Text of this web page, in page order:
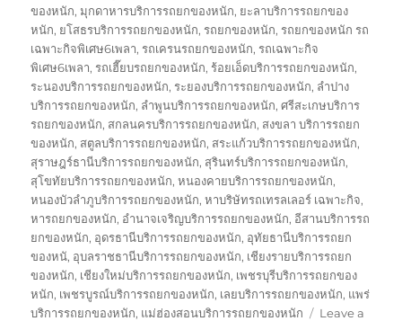
ของหนัก,มุกดาหารบริการรถยกของหนัก, ยะลาบริการรถยกของ
หนัก, ยโสธรบริการรถยกของหนัก,รถยกของหนัก,รถยกของหนัก รถ
เฉพาะกิจพิเศษ6เพลา,รถเครนรถยกของหนัก,รถเฉพาะกิจ
พิเศษ6เพลา,รถเฮี๊ยบรถยกของหนัก,ร้อยเอ็ดบริการรถยกของหนัก,
ระนองบริการรถยกของหนัก,ระยองบริการรถยกของหนัก, ลำปาง
บริการรถยกของหนัก, ลำพูนบริการรถยกของหนัก,ศรีสะเกษบริการ
รถยกของหนัก, สกลนครบริการรถยกของหนัก, สงขลา บริการรถยก
ของหนัก, สตูลบริการรถยกของหนัก, สระแก้วบริการรถยกของหนัก,
สุราษฎร์ธานีบริการรถยกของหนัก, สุรินทร์บริการรถยกของหนัก,
สุโขทัยบริการรถยกของหนัก,หนองคายบริการรถยกของหนัก,
หนองบัวลำภูบริการรถยกของหนัก,หาบริษัทรถเทรลเลอร์ เฉพาะกิจ,
หารถยกของหนัก, อำนาจเจริญบริการรถยกของหนัก, อีสานบริการรถ
ยกของหนัก, อุดรธานีบริการรถยกของหนัก, อุทัยธานีบริการรถยก
ของหนั, อุบลราชธานีบริการรถยกของหนัก, เชียงรายบริการรถยก
ของหนัก, เชียงใหม่บริการรถยกของหนัก, เพชรบุรีบริการรถยกของ
หนัก, เพชรบูรณ์บริการรถยกของหนัก, เลยบริการรถยกของหนัก, แพร่
บริการรถยกของหนัก, แม่ฮ่องสอนบริการรถยกของหนัก
Leave a